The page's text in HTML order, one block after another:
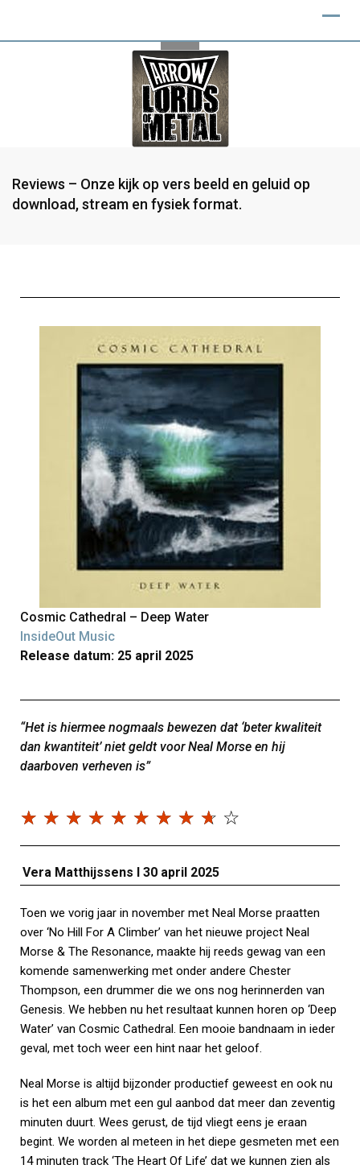
Reviews – Onze kijk op vers beeld en geluid op
download, stream en fysiek format.
Cosmic Cathedral – Deep Water
InsideOut Music
Release datum: 25 april 2025
“Het is hiermee nogmaals bewezen dat ‘beter kwaliteit
dan kwantiteit’ niet geldt voor Neal Morse en hij
daarboven verheven is”
☆ ☆ ☆ ☆ ☆ ☆ ☆ ☆ ☆ ☆
Vera Matthijssens I 30 april 2025
Toen we vorig jaar in november met Neal Morse praatten
over ‘No Hill For A Climber’ van het nieuwe project Neal
Morse & The Resonance, maakte hij reeds gewag van een
komende samenwerking met onder andere Chester
Thompson, een drummer die we ons nog herinnerden van
Genesis. We hebben nu het resultaat kunnen horen op ‘Deep
Water’ van Cosmic Cathedral. Een mooie bandnaam in ieder
geval, met toch weer een hint naar het geloof.
Neal Morse is altijd bijzonder productief geweest en ook nu
is het een album met een gul aanbod dat meer dan zeventig
minuten duurt. Wees gerust, de tijd vliegt eens je eraan
begint. We worden al meteen in het diepe gesmeten met een
14 minuten track ‘The Heart Of Life’ dat we kunnen zien als